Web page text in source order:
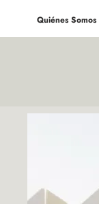
Quiénes Somos